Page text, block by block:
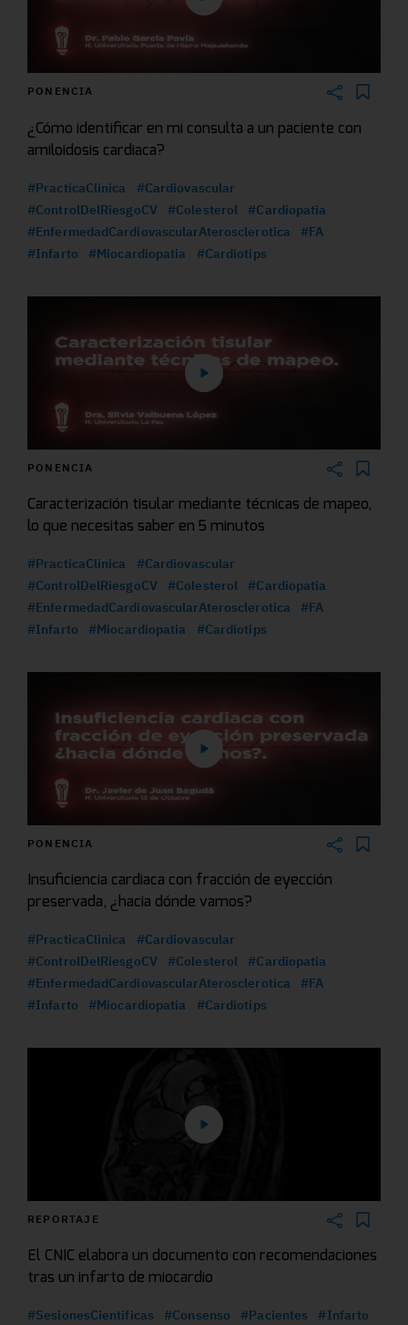
PONENCIA
¿Cómo identificar en mi consulta a un paciente con
amiloidosis cardiaca?
#PracticaClinica
#Cardiovascular
#ControlDelRiesgoCV
#Colesterol
#Cardiopatia
#EnfermedadCardiovascularAterosclerotica
#FA
#Infarto
#Miocardiopatia #Cardiotips
PONENCIA
Caracterización tisular mediante técnicas de mapeo,
lo que necesitas saber en 5 minutos
#PracticaClinica
#Cardiovascular
#ControlDelRiesgoCV
#Colesterol
#Cardiopatia
#EnfermedadCardiovascularAterosclerotica
#FA
#Infarto
#Miocardiopatia #Cardiotips
PONENCIA
Insuficiencia cardiaca con fracción de eyección
preservada, ¿hacia dónde vamos?
#PracticaClinica
#Cardiovascular
#ControlDelRiesgoCV
#Colesterol
#Cardiopatia
#EnfermedadCardiovascularAterosclerotica
#FA
#Infarto
#Miocardiopatia #Cardiotips
REPORTAJE
El CNIC elabora un documento con recomendaciones
tras un infarto de miocardio
#SesionesCientificas #Consenso #Pacientes #Infarto